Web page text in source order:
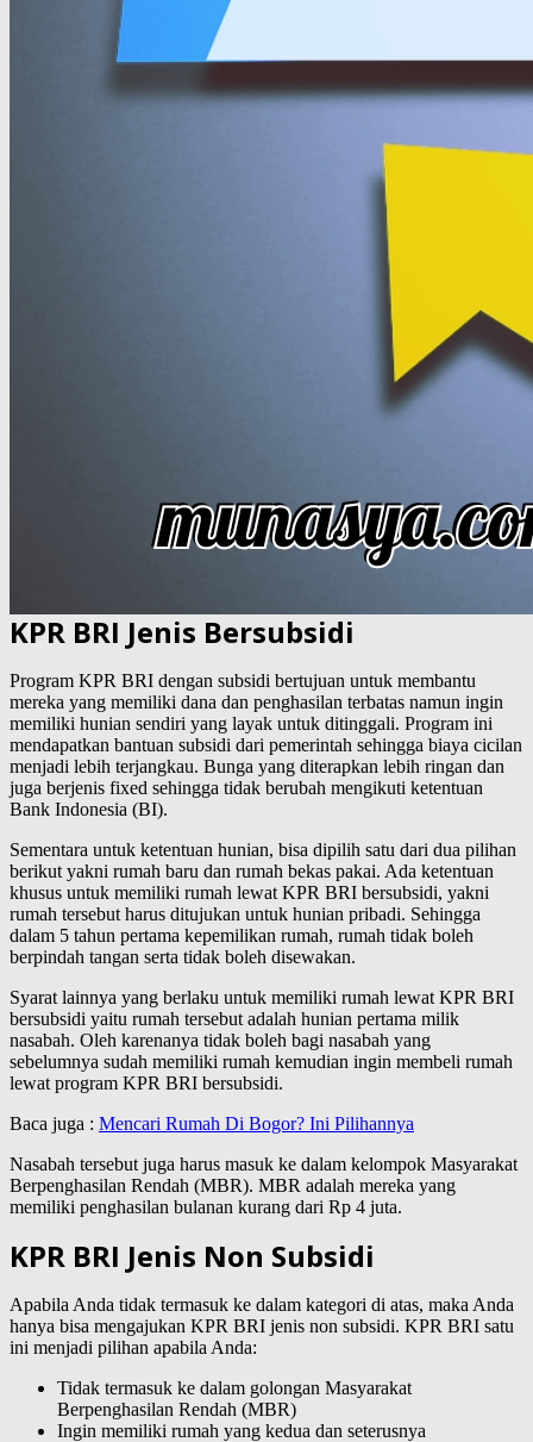
KPR BRI Jenis Bersubsidi
Program KPR BRI dengan subsidi bertujuan untuk membantu
mereka yang memiliki dana dan penghasilan terbatas namun ingin
memiliki hunian sendiri yang layak untuk ditinggali. Program ini
mendapatkan bantuan subsidi dari pemerintah sehingga biaya cicilan
menjadi lebih terjangkau. Bunga yang diterapkan lebih ringan dan
juga berjenis fixed sehingga tidak berubah mengikuti ketentuan
Bank Indonesia (BI).
Sementara untuk ketentuan hunian, bisa dipilih satu dari dua pilihan
berikut yakni rumah baru dan rumah bekas pakai. Ada ketentuan
khusus untuk memiliki rumah lewat KPR BRI bersubsidi, yakni
rumah tersebut harus ditujukan untuk hunian pribadi. Sehingga
dalam 5 tahun pertama kepemilikan rumah, rumah tidak boleh
berpindah tangan serta tidak boleh disewakan.
Syarat lainnya yang berlaku untuk memiliki rumah lewat KPR BRI
bersubsidi yaitu rumah tersebut adalah hunian pertama milik
nasabah. Oleh karenanya tidak boleh bagi nasabah yang
sebelumnya sudah memiliki rumah kemudian ingin membeli rumah
lewat program KPR BRI bersubsidi.
Baca juga : Mencari Rumah Di Bogor? Ini Pilihannya
Nasabah tersebut juga harus masuk ke dalam kelompok Masyarakat
Berpenghasilan Rendah (MBR). MBR adalah mereka yang
memiliki penghasilan bulanan kurang dari Rp 4 juta.
KPR BRI Jenis Non Subsidi
Apabila Anda tidak termasuk ke dalam kategori di atas, maka Anda
hanya bisa mengajukan KPR BRI jenis non subsidi. KPR BRI satu
ini menjadi pilihan apabila Anda:
Tidak termasuk ke dalam golongan Masyarakat
Berpenghasilan Rendah (MBR)
Ingin memiliki rumah yang kedua dan seterusnya